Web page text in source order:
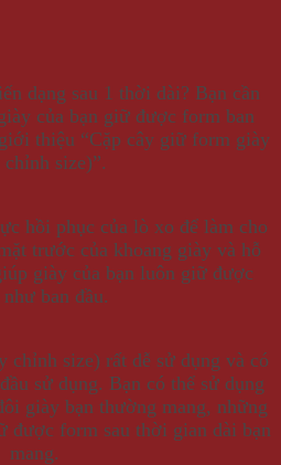
dạng sau 1 thời dài? Bạn cần
của bạn giữ được form ban
thiệu “Cặp cây giữ form giày
size)”.
hồi phục của lò xo để làm cho
trước của khoang giày và hỗ
giày của bạn luôn giữ được
ban đầu.
size) rất dễ sử dụng và có
sử dụng. Bạn có thể sử dụng
giày bạn thường mang, những
được form sau thời gian dài bạn
mang.